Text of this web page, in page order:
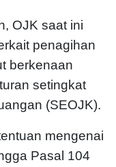
OJK saat ini
penagihan
berkenaan
setingkat
(SEOJK).
mengenai
Pasal 104